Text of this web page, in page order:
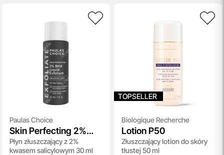
nowoczesnemu magazynowi oraz zaawansowanym
technologicznie systemom IT, zamówienia są zazwyczaj
wysyłane i dostarczane w ciągu zaledwie
momentu złożenia.
przeczytaj więcej
Porady Kosmetologów
Nowa jakość pielęgnacji z Topestetic! Skorzystaj z
indywidualnej konsultacji
kosmetologicznej, która
skóry. Zaufaj naszym specjalistom i zadbaj o swoją cerę jak
nigdy dotąd!
przeczytaj więcej
Paulas Choice
Skin Perfecting 2%
BHA Liquid
Płyn złuszczający z 2%
kwasem salicylowym 30 ml
TOPSELLER
Biologique Recherche
Lotion P50
Złuszczający lotion do skóry
tłustej 50 ml